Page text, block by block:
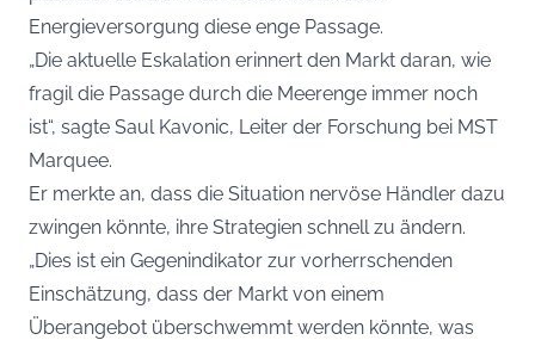
Energieversorgung diese enge Passage.
„Die aktuelle Eskalation erinnert den Markt daran, wie
fragil die Passage durch die Meerenge immer noch
ist“, sagte Saul Kavonic, Leiter der Forschung bei MST
Marquee.
Er merkte an, dass die Situation nervöse Händler dazu
zwingen könnte, ihre Strategien schnell zu ändern.
„Dies ist ein Gegenindikator zur vorherrschenden
Einschätzung, dass der Markt von einem
Überangebot überschwemmt werden könnte, was